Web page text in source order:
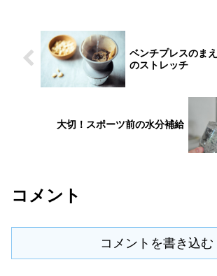
ベンチプレスのま
のストレッチ
大切！スポーツ前の水分補給
コメント
コメントを書き込む